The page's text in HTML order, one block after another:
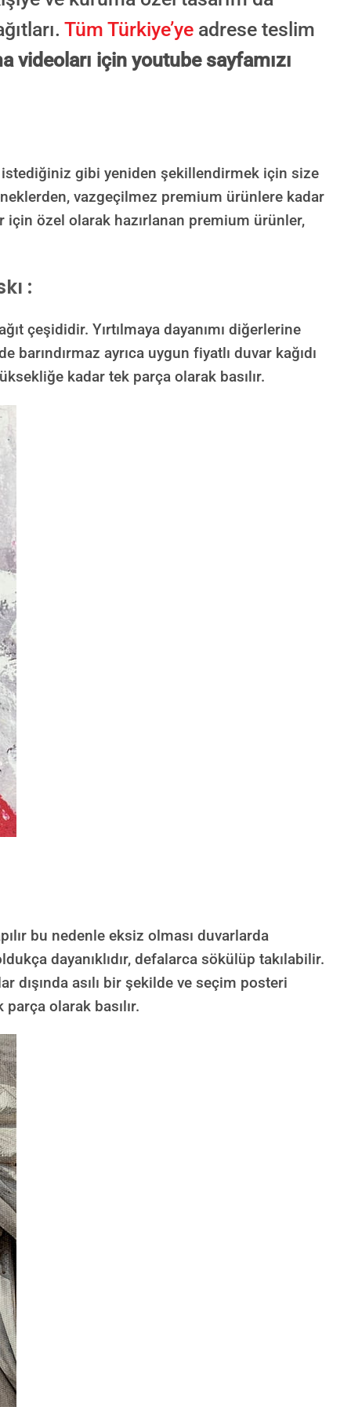
Tüm Türkiye’ye adrese teslim
videoları için youtube sayfamızı
istediğiniz gibi yeniden şekillendirmek için size
vazgeçilmez premium ürünlere kadar
için özel olarak hazırlanan premium ürünler,
:
çeşididir. Yırtılmaya dayanımı diğerlerine
ayrıca uygun fiyatlı duvar kağıdı
kadar tek parça olarak basılır.
bu nedenle eksiz olması duvarlarda
dayanıklıdır, defalarca sökülüp takılabilir.
dışında asılı bir şekilde ve seçim posteri
olarak basılır.